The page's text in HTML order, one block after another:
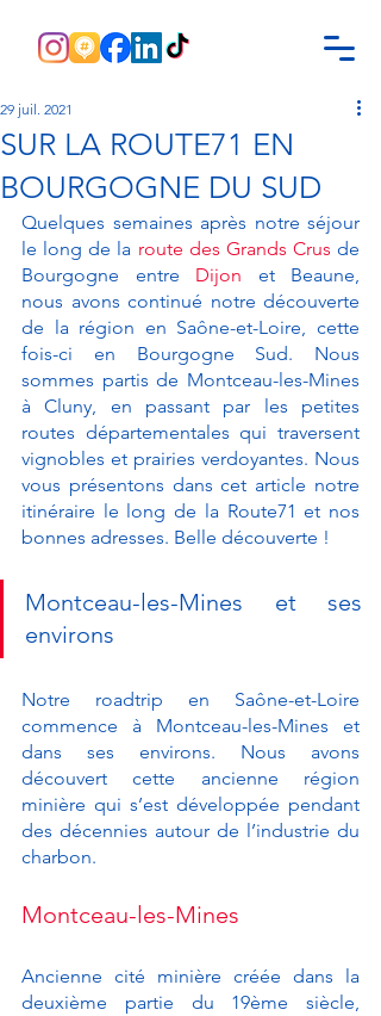
SUR LA ROUTE71 EN
BOURGOGNE DU SUD
29 juil. 2021
Quelques semaines après notre séjour
le long de la route des Grands Crus de
Bourgogne entre Dijon et Beaune,
nous avons continué notre découverte
de la région en Saône-et-Loire, cette
fois-ci en Bourgogne Sud. Nous
sommes partis de Montceau-les-Mines
à Cluny, en passant par les petites
routes départementales qui traversent
vignobles et prairies verdoyantes. Nous
vous présentons dans cet article notre
itinéraire le long de la Route71 et nos
bonnes adresses. Belle découverte !
Montceau-les-Mines et ses
environs
Notre roadtrip en Saône-et-Loire
commence à Montceau-les-Mines et
dans ses environs. Nous avons
découvert cette ancienne région
minière qui s’est développée pendant
des décennies autour de l’industrie du
charbon.
Montceau-les-Mines
Ancienne cité minière créée dans la
deuxième partie du 19ème siècle,